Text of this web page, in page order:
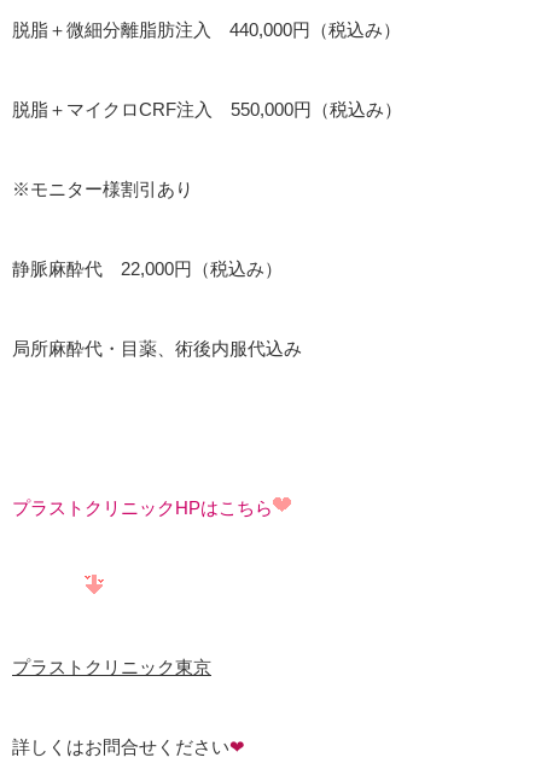
脱脂＋微細分離脂肪注入 440,000円（税込み）
脱脂＋マイクロCRF注入 550,000円（税込み）
※モニター様割引あり
静脈麻酔代 22,000円（税込み）
局所麻酔代・目薬、術後内服代込み
プラストクリニックHPはこちら
プラストクリニック東京
詳しくはお問合せください❤